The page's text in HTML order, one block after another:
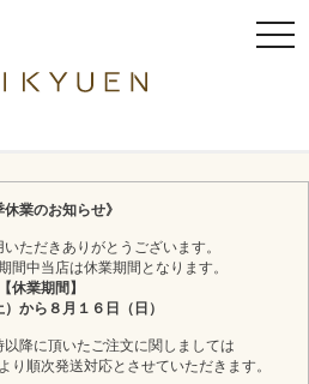
t
休業のお知らせ》
ただきありがとうございます。
間中当店は休業期間となります。
【休業期間】
から８月１６日（日）
以降に頂いたご注文に関しましては
り順次発送対応とさせていただきます。